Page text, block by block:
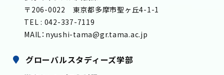
〒206-0022 東京都多摩市聖ヶ丘4-1-1
TEL : 042-337-7119
MAIL：nyushi-tama@gr.tama.ac.jp
グローバルスタディーズ学部